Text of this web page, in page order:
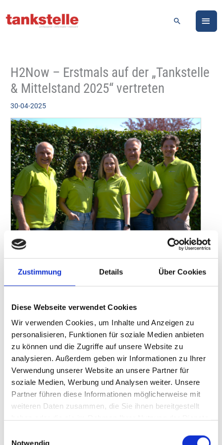
Zustimmung Details Über Cookies
Diese Webseite verwendet Cookies
Wir verwenden Cookies, um Inhalte und Anzeigen zu
personalisieren, Funktionen für soziale Medien anbieten
zu können und die Zugriffe auf unsere Website zu
analysieren. Außerdem geben wir Informationen zu Ihrer
Verwendung unserer Website an unsere Partner für
soziale Medien, Werbung und Analysen weiter. Unsere
Partner führen diese Informationen möglicherweise mit
weiteren Daten zusammen, die Sie ihnen bereitgestellt
Notwendig
Inhalt
Suchen
H2Now – Erstmals auf der „Tankstelle
& Mittelstand 2025“ vertreten
30-04-2025
Das Team der „H2Now GmbH“ (v.l.n.r.): Stefan Schwarzer –
Urbach – Assistenz der Geschäftsführung, Andre Stracke –
Geschäftsführer, Daniel Fausel – Projektmanager.
Die „H2Now GmbH“ ist in diesem Jahr erstmalig mit einem
eigenen Messestand auf der Fachmesse für die
Tankstellenbranche „Tankstelle & Mittelstand“ vertreten, die am
21. bis 22. Mai 2025 in Essen stattfindet.
Als innovatives Unternehmen im Bereich Wasserstofflösungen
präsentiert „H2Now“ konkrete Ansätze zur Dekarbonisierung in
der Mobilität – und zeigt auf, wie sich Unternehmen im
Tankstellen- und Energiesektor rechtzeitig transformieren und